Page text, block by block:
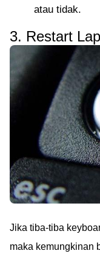
atau tidak.
3. Restart
Jika tiba-tiba
maka kemungkinan